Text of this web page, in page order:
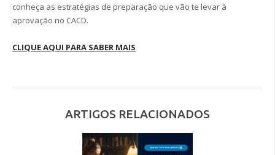
conheça as estratégias de preparação que vão te levar à
aprovação no CACD.
CLIQUE AQUI PARA SABER MAIS
ARTIGOS RELACIONADOS